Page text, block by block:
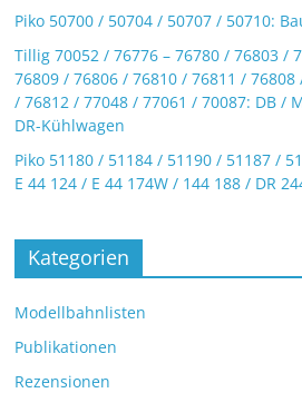
Piko 50700 / 50704 / 50707 / 50710:
Tillig 70052 / 76776 – 76780 / 76803 /
76809 / 76806 / 76810 / 76811 /
/ 76812 / 77048 / 77061 / 70087: DB /
DR-Kühlwagen
Piko 51180 / 51184 / 51190 / 51187 /
E 44 124 / E 44 174W / 144 188 / DR
Kategorien
Modellbahnlisten
Publikationen
Rezensionen